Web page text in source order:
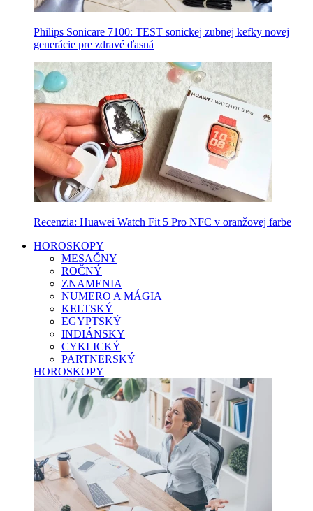
Philips Sonicare 7100: TEST sonickej zubnej kefky novej
generácie pre zdravé ďasná
Recenzia: Huawei Watch Fit 5 Pro NFC v oranžovej farbe
HOROSKOPY
MESAČNY
ROČNÝ
ZNAMENIA
NUMERO A MÁGIA
KELTSKÝ
EGYPTSKÝ
INDIÁNSKY
CYKLICKÝ
PARTNERSKÝ
HOROSKOPY